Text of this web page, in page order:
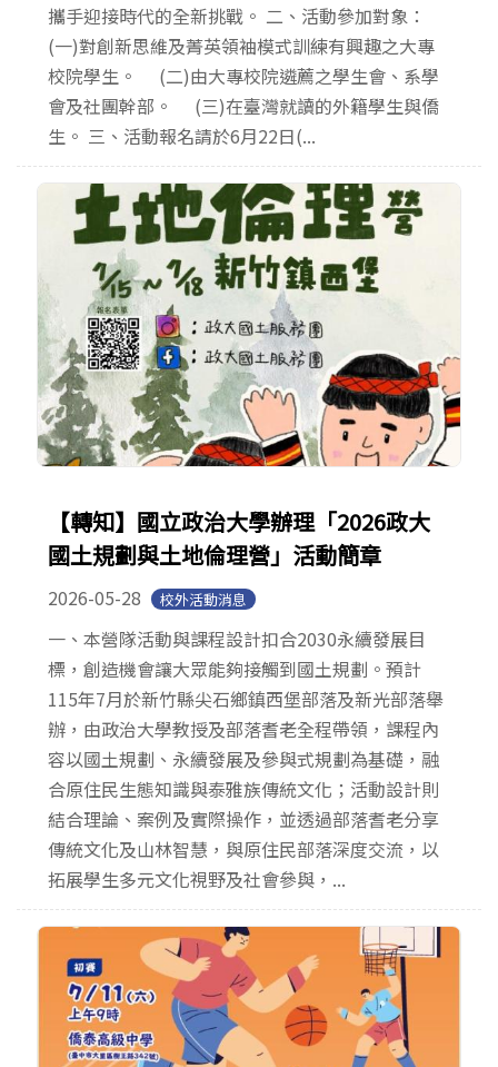
攜手迎接時代的全新挑戰。 二、活動參加對象：
(一)對創新思維及菁英領袖模式訓練有興趣之大專
校院學生。 (二)由大專校院遴薦之學生會、系學
會及社團幹部。 (三)在臺灣就讀的外籍學生與僑
生。 三、活動報名請於6月22日(...
【轉知】國立政治大學辦理「2026政大
國土規劃與土地倫理營」活動簡章
2026-05-28 校外活動消息
一、本營隊活動與課程設計扣合2030永續發展目
標，創造機會讓大眾能夠接觸到國土規劃。預計
115年7月於新竹縣尖石鄉鎮西堡部落及新光部落舉
辦，由政治大學教授及部落耆老全程帶領，課程內
容以國土規劃、永續發展及參與式規劃為基礎，融
合原住民生態知識與泰雅族傳統文化；活動設計則
結合理論、案例及實際操作，並透過部落耆老分享
傳統文化及山林智慧，與原住民部落深度交流，以
拓展學生多元文化視野及社會參與，...